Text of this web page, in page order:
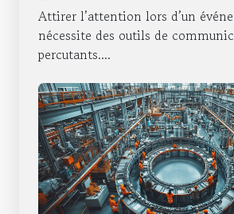
événement ?
Attirer l’attention lors d’un
nécessite des outils de
percutants....